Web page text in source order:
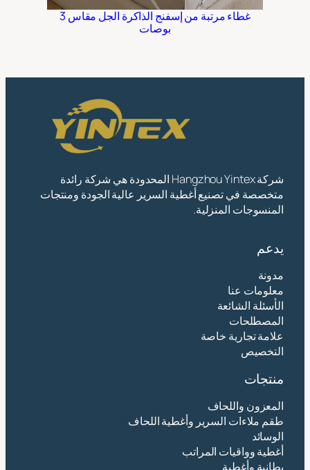
غطاء مرتبة من إسفنج الذاكرة الجل مقاس 3
بوصات
شركة Hangzhou Yintex المحدودة هي شركة رائدة
متخصصة في تصنيع أغطية السرير عالية الجودة ومنتجات
المنسوجات المنزلية.
يدعم
مدونة
معلومات عنا
الأسئلة الشائعة
المصطلحات
علامة تجارية خاصة
التخصيص
منتجات
المعزون واللحاف
طقم ملاءات السرير وأغطية اللحاف
الوسائد
أغطية وواقيات المراتب
بطانية وأغطية